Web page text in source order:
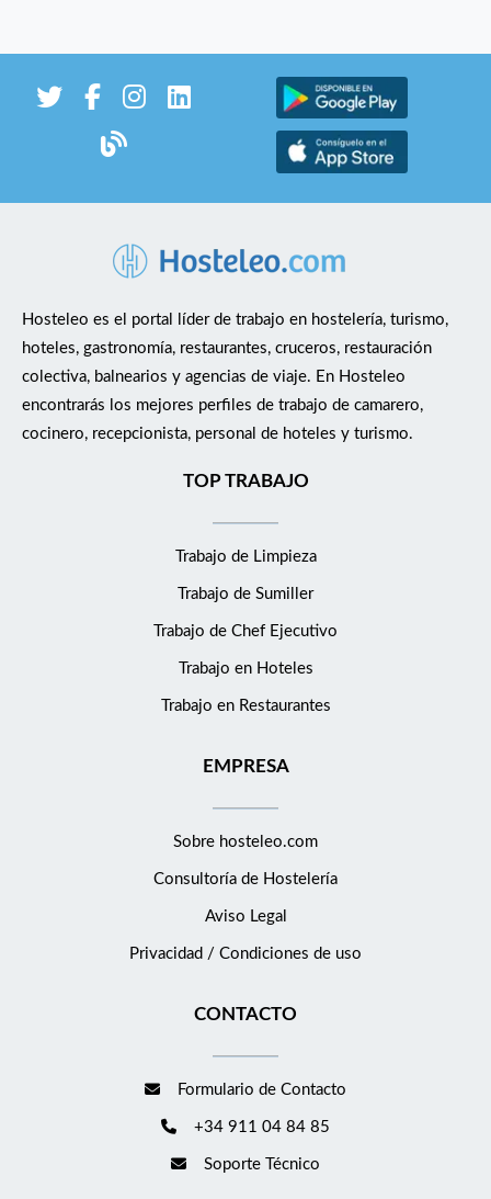
Hosteleo es el portal líder de trabajo en hostelería, turismo,
hoteles, gastronomía, restaurantes, cruceros, restauración
colectiva, balnearios y agencias de viaje. En Hosteleo
encontrarás los mejores perfiles de trabajo de camarero,
cocinero, recepcionista, personal de hoteles y turismo.
TOP TRABAJO
Trabajo de Limpieza
Trabajo de Sumiller
Trabajo de Chef Ejecutivo
Trabajo en Hoteles
Trabajo en Restaurantes
EMPRESA
Sobre hosteleo.com
Consultoría de Hostelería
Aviso Legal
Privacidad / Condiciones de uso
CONTACTO
Formulario de Contacto
+34 911 04 84 85
Soporte Técnico